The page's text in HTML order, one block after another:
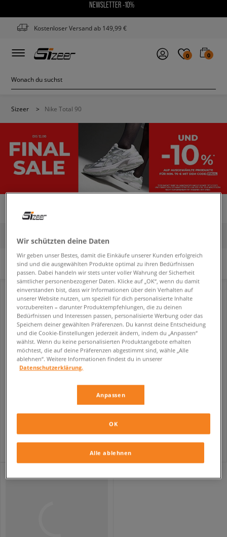
NEWSLETTER -10%
Kostenloser Versand ab 149,99 €
0 0
Sizeer > Nike Total 90
NIKE TOTAL 90
Es wurden keine Filter ausgewählt.
NIKE TOTAL 90
herren
Wir schützten deine Daten
Wir geben unser Bestes, damit die Einkäufe unserer Kunden erfolgreich
sind und die ausgewählten Produkte optimal zu ihren Bedürfnissen
passen. Dabei handeln wir stets unter voller Wahrung der Sicherheit
sämtlicher personenbezogener Daten. Klicke auf „OK“, wenn du damit
einverstanden bist, dass wir Informationen über dein Verhalten auf
unserer Website nutzen, um speziell für dich personalisierte Inhalte
vorzubereiten – darunter Produktempfehlungen, die zu deinen
Bedürfnissen und Interessen passen, personalisierte Werbung oder das
Speichern deiner gewählten Präferenzen. Du kannst deine Entscheidung
und die Cookie-Einstellungen jederzeit ändern, indem du „Anpassen“
wählst. Wenn du keine personalisierten Produktangebote erhalten
möchtest, die auf deine Präferenzen abgestimmt sind, wähle „Alle
ablehnen“. Weitere Informationen findest du in unserer
Datenschutzerklärung.
Anpassen
Alle ablehnen
OK